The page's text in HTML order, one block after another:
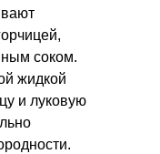
соком.
жидкой
и луковую